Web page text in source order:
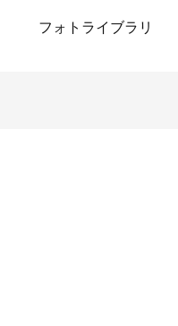
フォトライブラリ